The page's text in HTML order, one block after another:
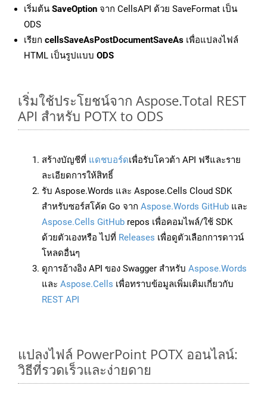
เริ่มต้น SaveOption จาก CellsAPI ด้วย SaveFormat เป็น
ODS
เรียก cellsSaveAsPostDocumentSaveAs เพื่อแปลงไฟล์
HTML เป็นรูปแบบ ODS
เริ่มใช้ประโยชน์จาก Aspose.Total REST
API สำหรับ POTX to ODS
สร้างบัญชีที่ แดชบอร์ดเพื่อรับโควต้า API ฟรีและราย
ละเอียดการให้สิทธิ์
รับ Aspose.Words และ Aspose.Cells Cloud SDK
สำหรับซอร์สโค้ด Go จาก Aspose.Words GitHub และ
Aspose.Cells GitHub repos เพื่อคอมไพล์/ใช้ SDK
ด้วยตัวเองหรือ ไปที่ Releases เพื่อดูตัวเลือกการดาวน์
โหลดอื่นๆ
ดูการอ้างอิง API ของ Swagger สำหรับ Aspose.Words
และ Aspose.Cells เพื่อทราบข้อมูลเพิ่มเติมเกี่ยวกับ
REST API
แปลงไฟล์ PowerPoint POTX ออนไลน์:
วิธีที่รวดเร็วและง่ายดาย